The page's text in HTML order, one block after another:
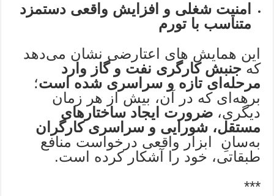
امنیت شغلی و افزایش واقعی دستمزد
متناسب با تورم
این همایش های اعتارضی نشان می‌دهد
که جنبش کارگری نفت و گاز وارد
مرحله‌ای تازه و سراسری شده است؛
برهه‌ای که در آن، بیش از هر زمان
دیگری،ضرورت ایجاد ساختارهای
مستقل، شورایی و سراسری کارگران
به‌سانِ ابزار واقعی درخواست‌ منافع
طبقاتی، خود را آشکار کرده است.
***